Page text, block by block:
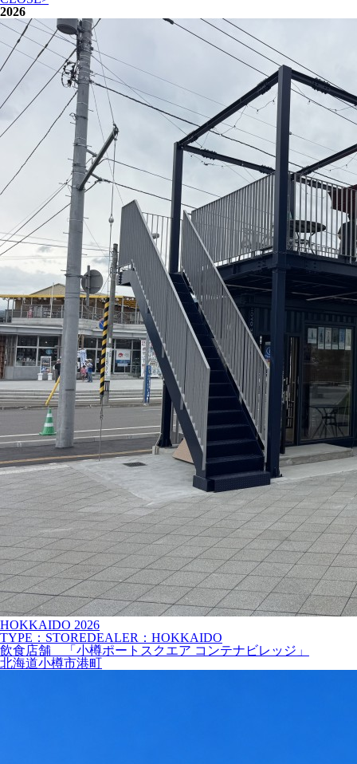
2026
HOKKAIDO 2026
TYPE：STOREDEALER：HOKKAIDO
飲食店舗 「小樽ポートスクエア コンテナビレッジ」
北海道小樽市港町